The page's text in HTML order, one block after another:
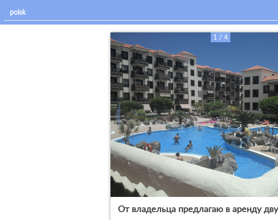
1 / 4
От владельца предлагаю в аренду